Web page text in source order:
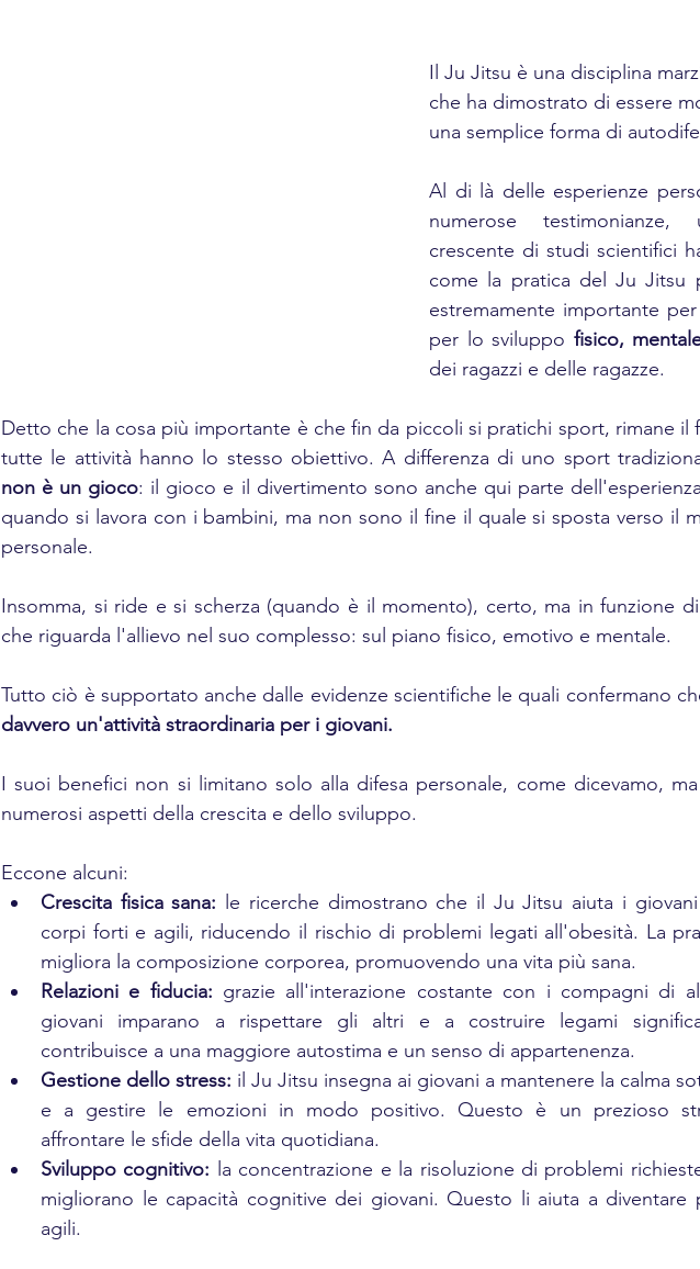
Il Ju Jitsu è una disciplina
che ha dimostrato di essere
una semplice forma di
Al di là delle esperienze
numerose testimonianze,
crescente di studi scientifici
come la pratica del Ju Jitsu
estremamente importante
per lo sviluppo fisico,
dei ragazzi e delle ragazze.
Detto che la cosa più importante è che fin da piccoli si pratichi sport, rimane il
tutte le attività hanno lo stesso obiettivo. A differenza di uno sport
non è un gioco: il gioco e il divertimento sono anche qui parte
quando si lavora con i bambini, ma non sono il fine il quale si sposta verso il
personale.
Insomma, si ride e si scherza (quando è il momento), certo, ma in funzione
che riguarda l'allievo nel suo complesso: sul piano fisico, emotivo e mentale.
Tutto ciò è supportato anche dalle evidenze scientifiche le quali confermano
davvero un'attività straordinaria per i giovani.
I suoi benefici non si limitano solo alla difesa personale, come dicevamo,
numerosi aspetti della crescita e dello sviluppo.
Eccone alcuni:
Crescita fisica sana: le ricerche dimostrano che il Ju Jitsu aiuta i
corpi forti e agili, riducendo il rischio di problemi legati all'obesità. La
migliora la composizione corporea, promuovendo una vita più sana.
Relazioni e fiducia: grazie all'interazione costante con i compagni di
giovani imparano a rispettare gli altri e a costruire legami
contribuisce a una maggiore autostima e un senso di appartenenza.
Gestione dello stress: il Ju Jitsu insegna ai giovani a mantenere la calma
e a gestire le emozioni in modo positivo. Questo è un prezioso
affrontare le sfide della vita quotidiana.
Sviluppo cognitivo: la concentrazione e la risoluzione di problemi
migliorano le capacità cognitive dei giovani. Questo li aiuta a diventare
agili.